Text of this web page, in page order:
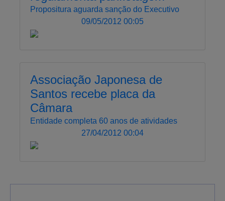
Propositura aguarda sanção do Executivo
09/05/2012 00:05
Associação Japonesa de
Santos recebe placa da
Câmara
Entidade completa 60 anos de atividades
27/04/2012 00:04